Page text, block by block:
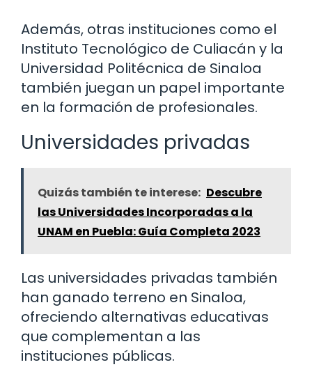
Además, otras instituciones como el
Instituto Tecnológico de Culiacán y la
Universidad Politécnica de Sinaloa
también juegan un papel importante
en la formación de profesionales.
Universidades privadas
Quizás también te interese: Descubre
las Universidades Incorporadas a la
UNAM en Puebla: Guía Completa 2023
Las universidades privadas también
han ganado terreno en Sinaloa,
ofreciendo alternativas educativas
que complementan a las
instituciones públicas.